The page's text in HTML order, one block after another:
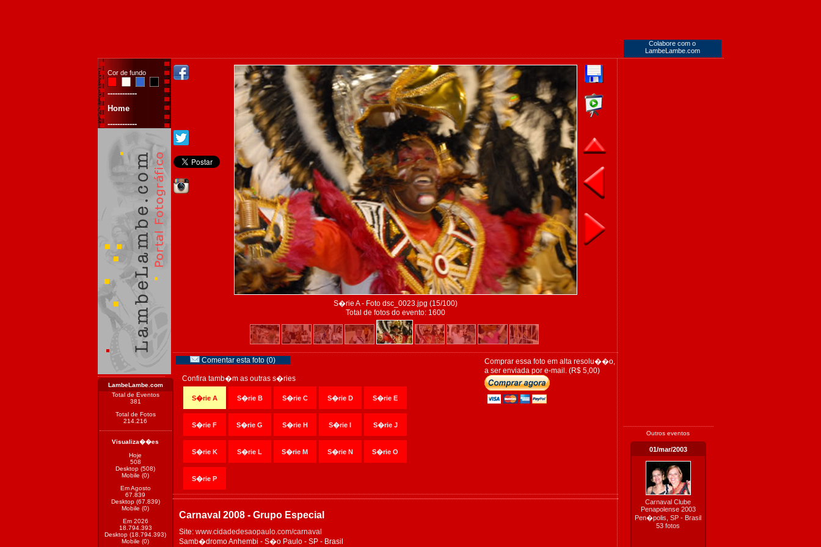
Colabore com o
LambeLambe.com
Cor de fundo
------------
Home
------------
LambeLambe.com
Total de Eventos
381
Total de Fotos
214.216
Visualiza��es
Hoje
508
Desktop (508)
Mobile (0)
Em Agosto
67.839
Desktop (67.839)
Mobile (0)
Em 2026
18.794.393
Desktop (18.794.393)
Mobile (0)
S�rie A - Foto dsc_0023.jpg (15/100)
Total de fotos do evento: 1600
Comprar essa foto em alta resolu��o,
a ser enviada por e-mail. (R$ 5,00)
Comentar esta foto (0)
Confira tamb�m as outras s�ries
S�rie A S�rie B S�rie C S�rie D S�rie E
S�rie F S�rie G S�rie H S�rie I S�rie J
S�rie K S�rie L S�rie M S�rie N S�rie O
S�rie P
Carnaval 2008 - Grupo Especial
Site: www.cidadedesaopaulo.com/carnaval
Samb�dromo Anhembi - S�o Paulo - SP - Brasil
Outros eventos
01/mar/2003
Carnaval Clube
Penapolense 2003
Pen�polis, SP - Brasil
53 fotos